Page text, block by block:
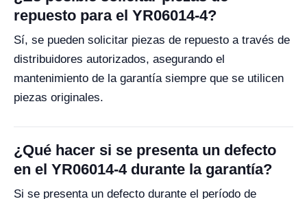
repuesto para el YR06014-4?
Sí, se pueden solicitar piezas de repuesto a través de
distribuidores autorizados, asegurando el
mantenimiento de la garantía siempre que se utilicen
piezas originales.
¿Qué hacer si se presenta un defecto
en el YR06014-4 durante la garantía?
Si se presenta un defecto durante el período de